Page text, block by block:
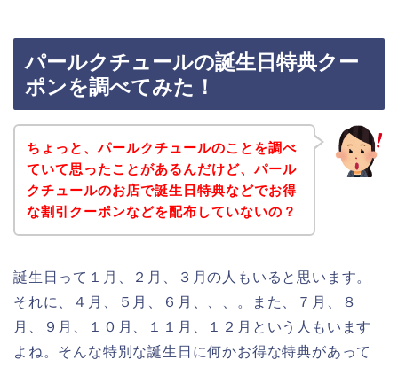
パールクチュールの誕生日特典クー
ポンを調べてみた！
ちょっと、パールクチュールのことを調べ
ていて思ったことがあるんだけど、パール
クチュールのお店で誕生日特典などでお得
な割引クーポンなどを配布していないの？
誕生日って１月、２月、３月の人もいると思います。
それに、４月、５月、６月、、、。また、７月、８
月、９月、１０月、１１月、１２月という人もいます
よね。そんな特別な誕生日に何かお得な特典があって